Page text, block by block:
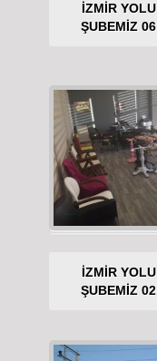
İZMİR YOLU
ŞUBEMİZ 06
İZMİR YOLU
ŞUBEMİZ 02